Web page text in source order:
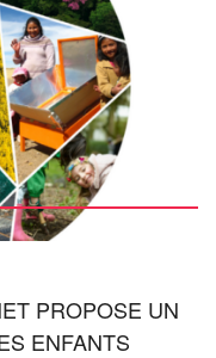
PROPOSE UN
ENFANTS